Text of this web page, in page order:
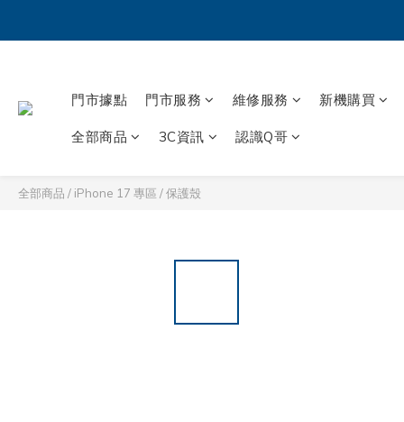
門市據點 門市服務 維修服務 新機購買
全部商品 3C資訊 認識Q哥
全部商品 / iPhone 17 專區 /保護殼